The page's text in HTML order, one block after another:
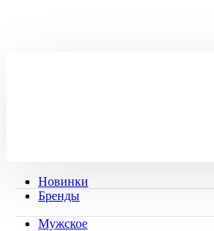
Новинки
Бренды
Мужское